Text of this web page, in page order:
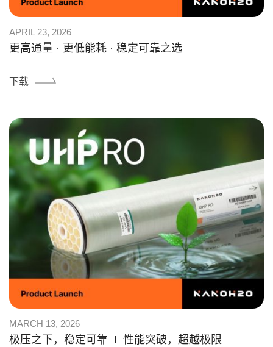
APRIL 23, 2026
更高通量 · 更低能耗 · 稳定可靠之选
下载
MARCH 13, 2026
极压之下，稳定可靠 Ι 性能突破，超越极限